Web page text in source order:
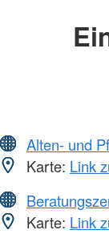
Alten- und
Karte: Link
Karte: Link